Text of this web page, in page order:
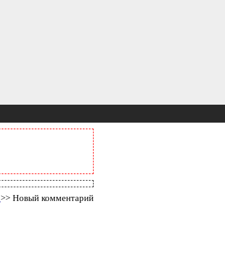
>> Новый комментарий